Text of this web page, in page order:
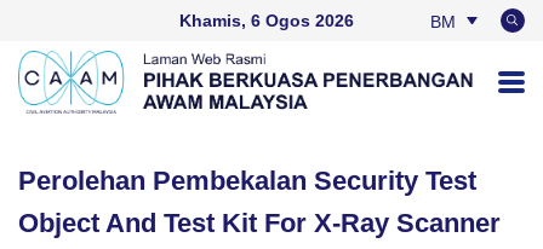
Khamis, 6 Ogos 2026
BM
Perolehan Pembekalan Security Test
Object And Test Kit For X-Ray Scanner